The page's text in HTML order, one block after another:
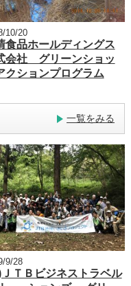
10/20
食品ホールディングス
会社 グリーンショッ
クションプログラム
一覧をみる
9/28
ＴＢビジネストラベル